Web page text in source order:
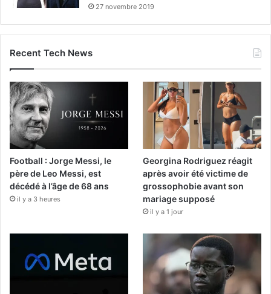
27 novembre 2019
Recent Tech News
Football : Jorge Messi, le
père de Leo Messi, est
décédé à l’âge de 68 ans
il y a 3 heures
Georgina Rodriguez réagit
après avoir été victime de
grossophobie avant son
mariage supposé
il y a 1 jour